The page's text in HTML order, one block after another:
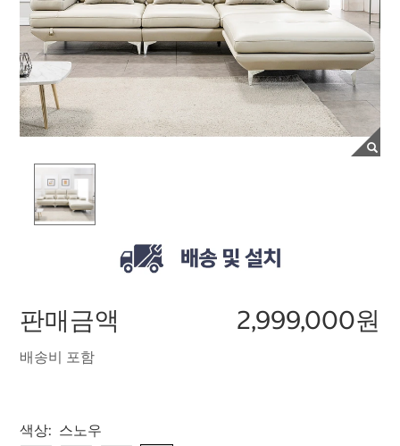
판매금액 2,999,000원
배송비 포함
Select product
색상: 스노우